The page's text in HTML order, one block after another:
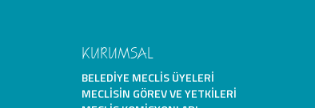
KURUMSAL
BELEDIYE MECLIS ÜYELERI
MECLISIN GÖREV VE YETKILERI